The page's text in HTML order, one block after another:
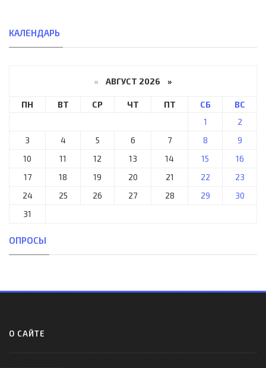
КАЛЕНДАРЬ
« АВГУСТ 2026 »
ПН ВТ СР ЧТ ПТ СБ
ВС
1
2
3
4 5 6 7 8
9
10
11 12 13 14 15
16
17
18 19 20 21 22
23
24
25 26 27 28 29
30
31
ОПРОСЫ
О САЙТЕ